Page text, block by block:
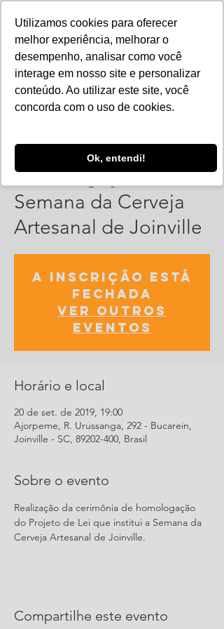
Utilizamos cookies para oferecer
melhor experiência, melhorar o
desempenho, analisar como você
interage em nosso site e personalizar
conteúdo. Ao utilizar este site, você
concorda com o uso de cookies.
Ok, entendi!
Homologação da
Semana da Cerveja
Artesanal de Joinville
A inscrição está
fechada
Ver outros
eventos
Horário e local
20 de set. de 2019, 19:00
Ajorpeme, R. Urussanga, 292 - Bucarein,
Joinville - SC, 89202-400, Brasil
Sobre o evento
Realização da cerimônia de homologação
do Projeto de Lei que institui a Semana da
Cerveja Artesanal de Joinville.
Compartilhe este evento